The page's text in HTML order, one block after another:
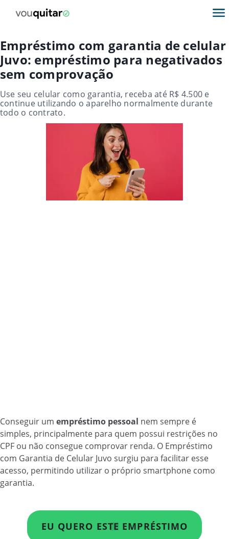
Empréstimo com garantia de celular
Juvo: empréstimo para negativados
sem comprovação
Use seu celular como garantia, receba até R$ 4.500 e
continue utilizando o aparelho normalmente durante
todo o contrato.
Conseguir um empréstimo pessoal nem sempre é
simples, principalmente para quem possui restrições no
CPF ou não consegue comprovar renda. O Empréstimo
com Garantia de Celular Juvo surgiu para facilitar esse
acesso, permitindo utilizar o próprio smartphone como
garantia.
EU QUERO ESTE EMPRÉSTIMO